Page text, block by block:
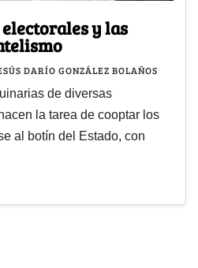
y las
DARÍO GONZÁLEZ BOLAÑOS
de diversas
la tarea de cooptar los
al botín del Estado, con